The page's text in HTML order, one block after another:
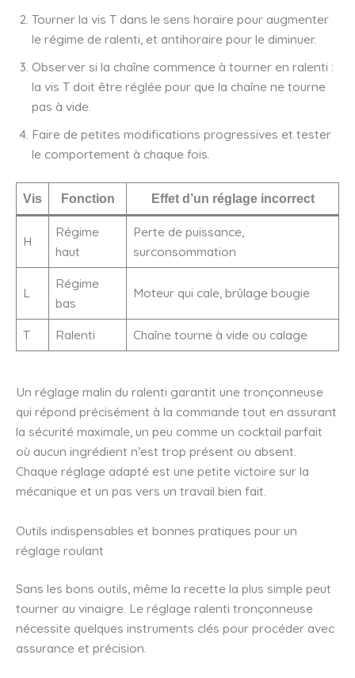
Tourner la vis T dans le sens horaire pour augmenter
le régime de ralenti, et antihoraire pour le diminuer.
Observer si la chaîne commence à tourner en ralenti :
la vis T doit être réglée pour que la chaîne ne tourne
pas à vide.
Faire de petites modifications progressives et tester
le comportement à chaque fois.
Vis Fonction Effet d’un réglage incorrect
H
Régime
haut
Perte de puissance,
surconsommation
L
Régime
bas
Moteur qui cale, brûlage bougie
T Ralenti Chaîne tourne à vide ou calage
Un réglage malin du ralenti garantit une tronçonneuse
qui répond précisément à la commande tout en assurant
la sécurité maximale, un peu comme un cocktail parfait
où aucun ingrédient n’est trop présent ou absent.
Chaque réglage adapté est une petite victoire sur la
mécanique et un pas vers un travail bien fait.
Outils indispensables et bonnes pratiques pour un
réglage roulant
Sans les bons outils, même la recette la plus simple peut
tourner au vinaigre. Le réglage ralenti tronçonneuse
nécessite quelques instruments clés pour procéder avec
assurance et précision.